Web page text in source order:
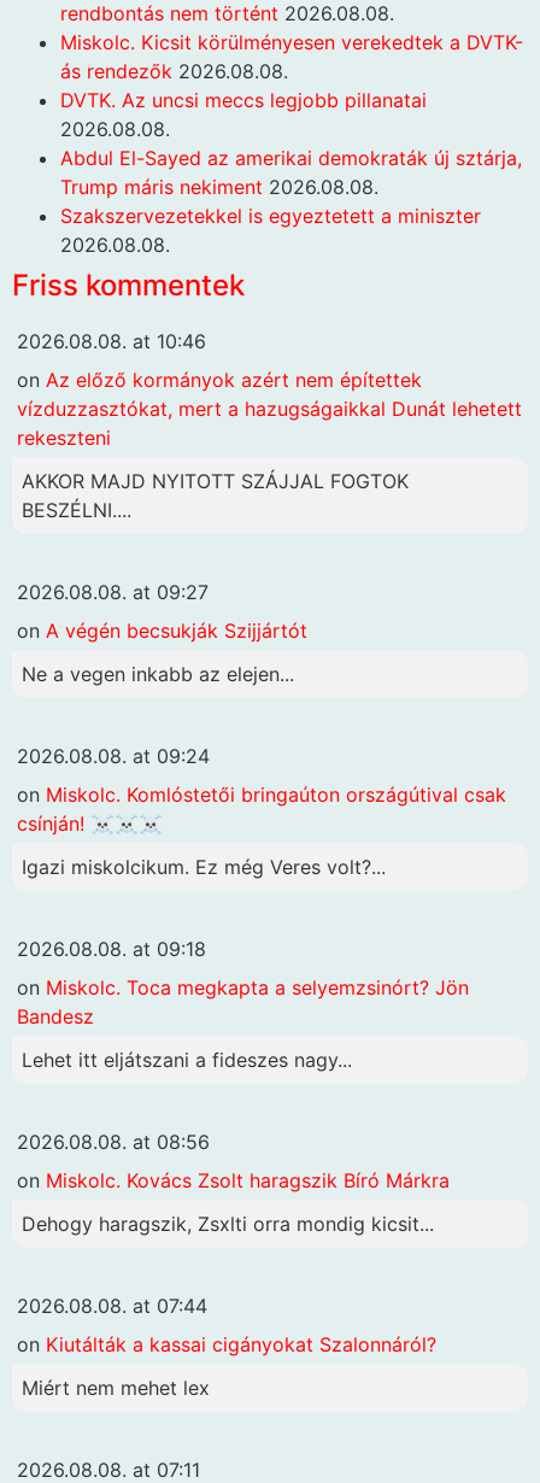
rendbontás nem történt 2026.08.08.
Miskolc. Kicsit körülményesen verekedtek a DVTK-
ás rendezők 2026.08.08.
DVTK. Az uncsi meccs legjobb pillanatai
2026.08.08.
Abdul El-Sayed az amerikai demokraták új sztárja,
Trump máris nekiment 2026.08.08.
Szakszervezetekkel is egyeztetett a miniszter
2026.08.08.
Friss kommentek
2026.08.08. at 10:46
on Az előző kormányok azért nem építettek
vízduzzasztókat, mert a hazugságaikkal Dunát lehetett
rekeszteni
AKKOR MAJD NYITOTT SZÁJJAL FOGTOK
BESZÉLNI....
2026.08.08. at 09:27
on A végén becsukják Szijjártót
Ne a vegen inkabb az elejen...
2026.08.08. at 09:24
on Miskolc. Komlóstetői bringaúton országútival csak
csínján! ☠️☠️☠️
Igazi miskolcikum. Ez még Veres volt?...
2026.08.08. at 09:18
on Miskolc. Toca megkapta a selyemzsinórt? Jön
Bandesz
Lehet itt eljátszani a fideszes nagy...
2026.08.08. at 08:56
on Miskolc. Kovács Zsolt haragszik Bíró Márkra
Dehogy haragszik, Zsxlti orra mondig kicsit...
2026.08.08. at 07:44
on Kiutálták a kassai cigányokat Szalonnáról?
Miért nem mehet lex
2026.08.08. at 07:11